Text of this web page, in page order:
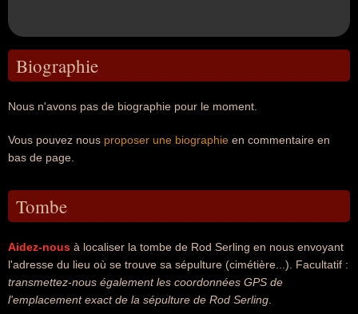
Biographie
Nous n'avons pas de biographie pour le moment.
Vous pouvez nous proposer une biographie en commentaire en
bas de page.
Tombe
Aidez-nous à localiser la tombe de Rod Serling en nous envoyant
l'adresse du lieu où se trouve sa sépulture (cimétière...). Facultatif :
transmettez-nous également les coordonnées GPS de
l'emplacement exact de la sépulture de Rod Serling